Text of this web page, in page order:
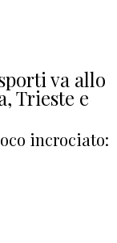
va allo
Trieste e
incrociato: